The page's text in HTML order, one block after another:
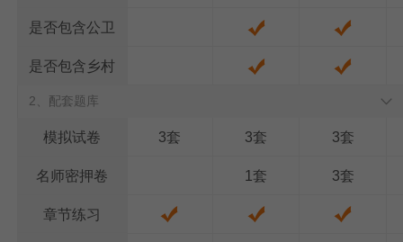
是否包含公卫
是否包含乡村
2、配套题库
模拟试卷
名师密押卷
章节练习
3套 3套 3套
1套 3套